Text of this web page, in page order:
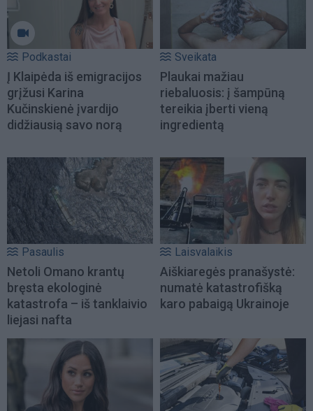
Podkastai
Į Klaipėda iš emigracijos
grįžusi Karina
Kučinskienė įvardijo
didžiausią savo norą
Sveikata
Plaukai mažiau
riebaluosis: į šampūną
tereikia įberti vieną
ingredientą
Pasaulis
Netoli Omano krantų
bręsta ekologinė
katastrofa – iš tanklaivio
liejasi nafta
Laisvalaikis
Aiškiaregės pranašystė:
numatė katastrofišką
karo pabaigą Ukrainoje